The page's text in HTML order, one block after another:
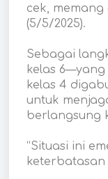
cek,
(5/5/2025).
Sebagai
kelas
kelas 4
untuk
berlangsung
“Situasi ini
keterbatasan